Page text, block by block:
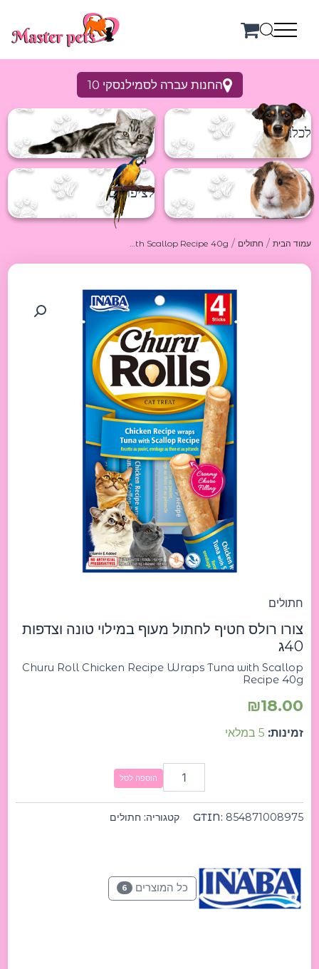
לתוכן
החנות עברה לסמילנסקי 10
לכלבים לחתולים
למכרסמים לציפורים
עמוד הבית/ חתולים / Churu Roll Chicken Recipe Wraps Tuna with Scallop Recipe 40g צורו רולס חטיף לחתול מעוף במילוי טונה וצדפות 40ג
חתולים
צורו רולס חטיף לחתול מעוף במילוי טונה וצדפות
40ג
Churu Roll Chicken Recipe Wraps Tuna with Scallop
Recipe 40g
₪18.00
זמינות: 5 במלאי
Churu
Roll
Chicken
Recipe
Wraps
Tuna
with
Scallop
Recipe
40g
צורו
רולס
חטיף
לחתול
מעוף
במילוי
טונה
וצדפות
40ג
הוספה לסל
GTIN: 854871008975 קטגוריה: חתולים
כל המוצרים 6